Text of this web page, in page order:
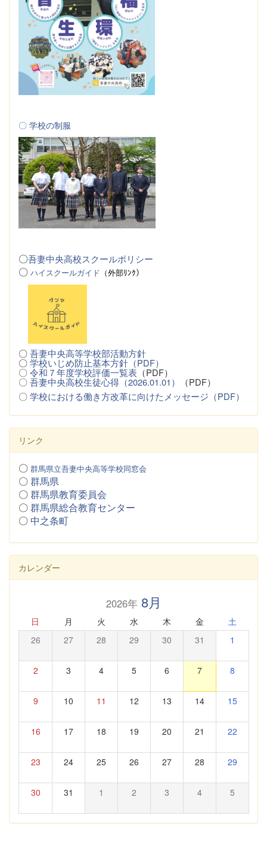
〇 学校の制服
〇吾妻中央高校スクールポリシー
〇 ハイスクールガイド （外部ﾘﾝｸ）
〇吾妻中央高等学校部活動方針
〇学校いじめ防止基本方針（PDF）
〇令和７年度学校評価一覧表 （PDF）
〇吾妻中央高校生徒心得（2026.01.01）
（PDF）
〇学校における働き方改革に向けたメッセージ（PDF）
リンク
〇 群馬県立吾妻中央高等学校同窓会
〇 群馬県
〇 群馬県教育委員会
〇 群馬県総合教育センター
〇 中之条町
カレンダー
2026年8月
日 月 火 水 木 金 土
26 27 28 29 30 31 1
2 3 4 5 6 7 8
9 10 11 12 13 14 15
16 17 18 19 20 21 22
23 24 25 26 27 28 29
30 31 1 2 3 4 5